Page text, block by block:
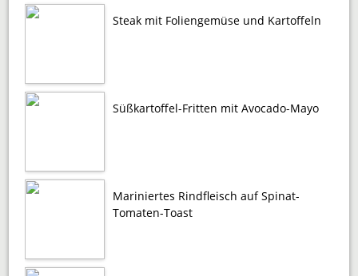
Steak mit Foliengemüse und Kartoffeln
Süßkartoffel-Fritten mit Avocado-Mayo
Mariniertes Rindfleisch auf Spinat-
Tomaten-Toast